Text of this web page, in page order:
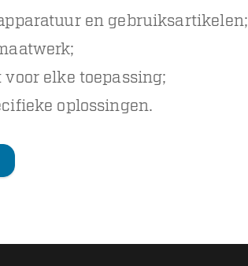
en gebruiksartikelen;
elke toepassing;
oplossingen.